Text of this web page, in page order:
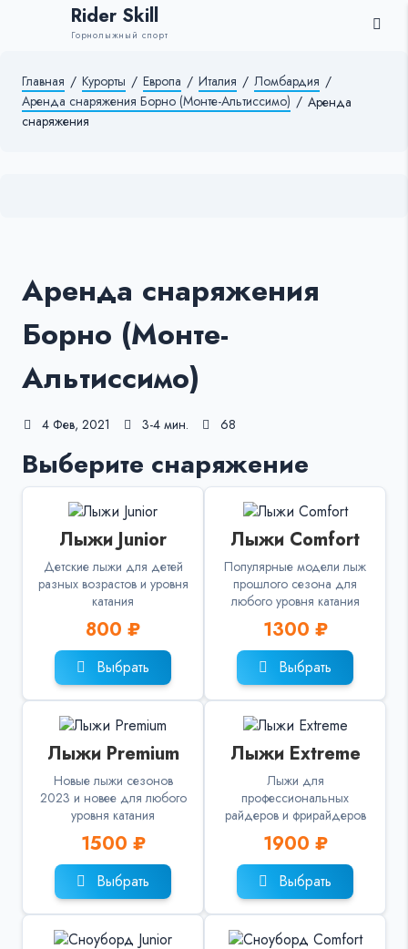
Rider Skill
Горнолыжный спорт
Главная / Курорты / Европа / Италия / Ломбардия /
Аренда снаряжения Борно (Монте-Альтиссимо) / Аренда
снаряжения
Аренда снаряжения
Борно (Монте-
Альтиссимо)
4 Фев, 2021 3-4 мин. 68
Выберите снаряжение
Лыжи Junior
Детские лыжи для детей
разных возрастов и уровня
катания
800 ₽
Выбрать
Лыжи Comfort
Популярные модели лыж
прошлого сезона для
любого уровня катания
1300 ₽
Выбрать
Лыжи Premium
Новые лыжи сезонов
2023 и новее для любого
уровня катания
1500 ₽
Выбрать
Лыжи Extreme
Лыжи для
профессиональных
райдеров и фрирайдеров
1900 ₽
Выбрать